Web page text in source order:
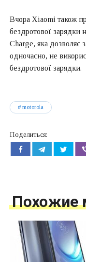
Вчора Xiaomi також
бездротової зарядки
Charge, яка дозволяє
одночасно, не
бездротової зарядки.
motorola
Поделиться:
Похожие